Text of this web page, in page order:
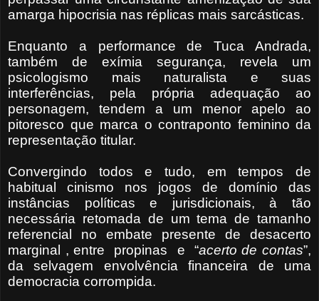
amarga hipocrisia nas réplicas mais sarcásticas.
Enquanto a performance de Tuca Andrada,
também de exímia segurança, revela um
psicologismo mais naturalista e suas
interferências, pela própria adequação ao
personagem, tendem a um menor apelo ao
pitoresco que marca o contraponto feminino da
representação titular.
Convergindo todos e tudo, em tempos de
habitual cinismo nos jogos de domínio das
instâncias políticas e jurisdicionais, à tão
necessária retomada de um tema de tamanho
referencial no embate presente de desacerto
marginal , entre
propinas e “acerto de contas”,
da selvagem envolvência financeira de uma
democracia corrompida.